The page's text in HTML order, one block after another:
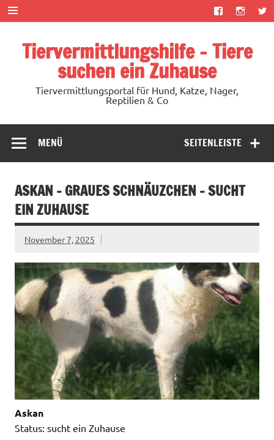
Zum
Inhalt
springen
Tiervermittlungshilfe – Tiere
suchen ein Zuhause
Tiervermittlungsportal für Hund, Katze, Nager,
Reptilien & Co
SEITENLEISTE
MENÜ
ASKAN – GRAUES SCHNÄUZCHEN – SUCHT
EIN ZUHAUSE
November 7, 2025
Askan
Status: sucht ein Zuhause